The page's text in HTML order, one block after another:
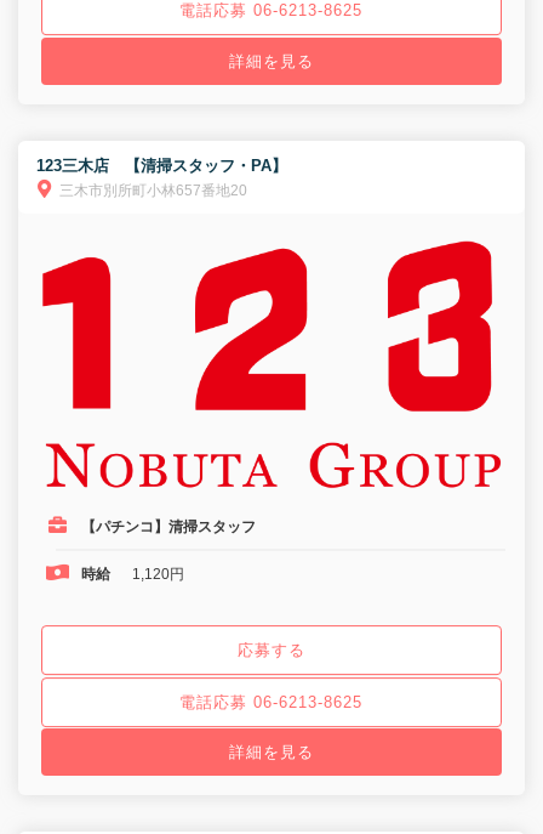
電話応募 06-6213-8625
詳細を見る
123三木店 【清掃スタッフ・PA】
三木市別所町小林657番地20
【パチンコ】清掃スタッフ
時給 1,120円
応募する
電話応募 06-6213-8625
詳細を見る